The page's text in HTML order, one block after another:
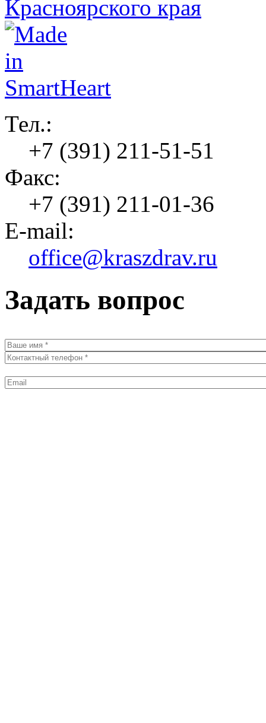
Тел.:
+7 (391) 211-51-51
Факс:
+7 (391) 211-01-36
E-mail:
office@kraszdrav.ru
Задать вопрос